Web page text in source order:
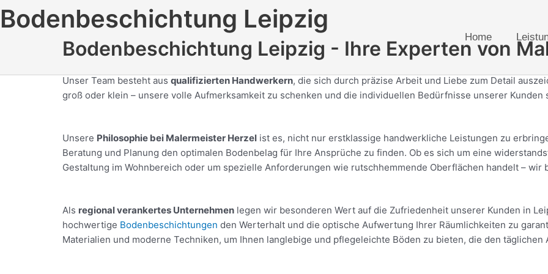
Inhalt
Home
Bodenbeschichtung Leipzig
Bodenbeschichtung Leipzig - Ihre Experten von
Unser Team besteht aus qualifizierten Handwerkern, die sich durch präzise Arbeit und Liebe zum Detail
groß oder klein – unsere volle Aufmerksamkeit zu schenken und die individuellen Bedürfnisse unserer
Unsere Philosophie bei Malermeister Herzel ist es, nicht nur erstklassige handwerkliche Leistungen zu
Beratung und Planung den optimalen Bodenbelag für Ihre Ansprüche zu finden. Ob es sich um eine
Gestaltung im Wohnbereich oder um spezielle Anforderungen wie rutschhemmende Oberflächen handelt –
Als regional verankertes Unternehmen legen wir besonderen Wert auf die Zufriedenheit unserer Kunden in
hochwertige Bodenbeschichtungen den Werterhalt und die optische Aufwertung Ihrer Räumlichkeiten zu
Materialien und moderne Techniken, um Ihnen langlebige und pflegeleichte Böden zu bieten, die den